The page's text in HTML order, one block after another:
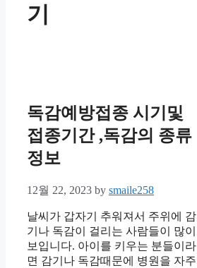
기
독감예방접종 시기및
접종기간 ,독감의 종류
정보
12월 22, 2023 by smaile258
날씨가 갑자기 추워져서 주위에 감
기나 독감이 걸리는 사람들이 많이
보입니다. 아이를 키우는 분들이라
면 감기나 독감때문에 병원을 자주